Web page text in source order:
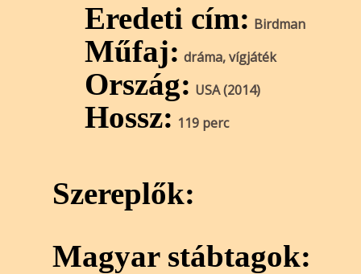
Eredeti cím: Birdman
Műfaj: dráma, vígjáték
Ország: USA (2014)
Hossz: 119 perc
Szereplők:
Magyar stábtagok: